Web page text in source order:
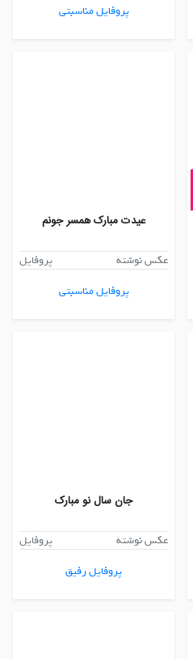
پروفایل مناسبتی
عیدت مبارک همسر جونم
عکس نوشته
پروفایل
پروفایل مناسبتی
جان سال نو مبارک
عکس نوشته
پروفایل
پروفایل رفیق